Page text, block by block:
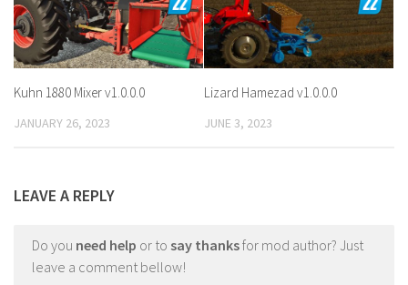
Kuhn 1880 Mixer v1.0.0.0
JANUARY 26, 2023
Lizard Hamezad v1.0.0.0
JUNE 3, 2023
LEAVE A REPLY
Do you need help or to say thanksfor mod author? Just
leave a comment bellow!